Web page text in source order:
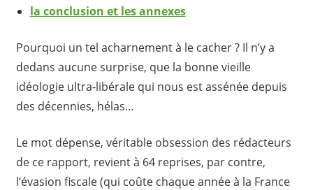
la conclusion et les annexes
Pourquoi un tel acharnement à le cacher ? Il n’y a
dedans aucune surprise, que la bonne vieille
idéologie ultra-libérale qui nous est assénée depuis
des décennies, hélas…
Le mot dépense, véritable obsession des rédacteurs
de ce rapport, revient à 64 reprises, par contre,
l’évasion fiscale (qui coûte chaque année à la France